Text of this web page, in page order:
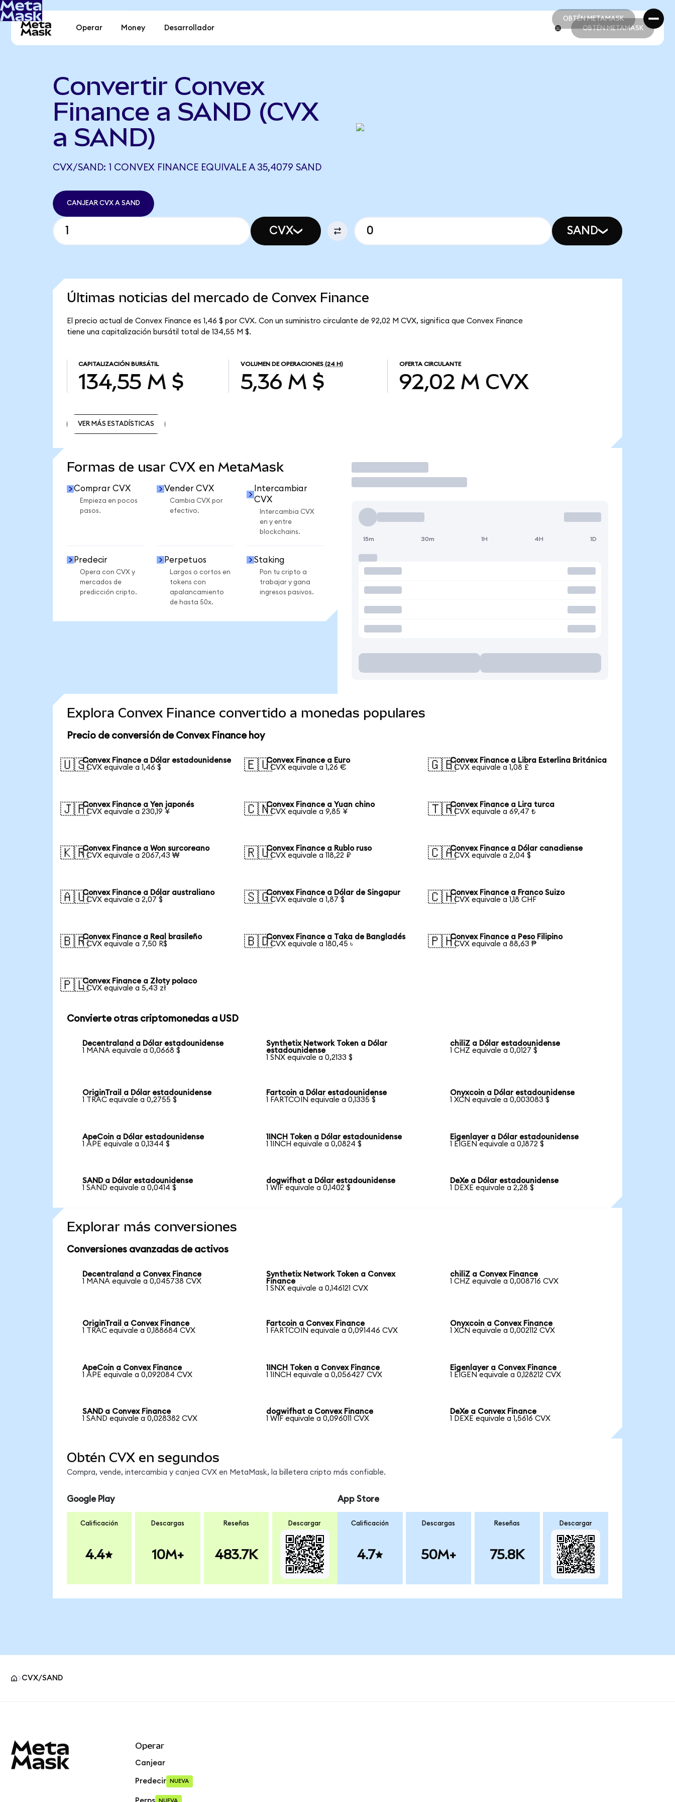
OBTÉN METAMASK
OBTÉN METAMASK
Operar Money Desarrollador OBTÉN METAMASK
Convertir Convex
Finance a SAND (CVX
a SAND)
CVX/SAND: 1 CONVEX FINANCE EQUIVALE A 35,4079 SAND
CANJEAR CVX A SAND
CVX SAND
Últimas noticias del mercado de Convex Finance
El precio actual de Convex Finance es 1,46 $ por CVX. Con un suministro circulante de 92,02 M CVX, significa que Convex Finance
tiene una capitalización bursátil total de 134,55 M $.
CAPITALIZACIÓN BURSÁTIL
134,55 M $
VOLUMEN DE OPERACIONES (24 H)
5,36 M $
OFERTA CIRCULANTE
92,02 M CVX
VER MÁS ESTADÍSTICAS
Formas de usar CVX en MetaMask
Comprar CVX
Empieza en pocos
pasos.
Vender CVX
Cambia CVX por
efectivo.
Intercambiar
CVX
Intercambia CVX
en y entre
blockchains.
Predecir
Opera con CVX y
mercados de
predicción cripto.
Perpetuos
Largos o cortos en
tokens con
apalancamiento
de hasta 50x.
Staking
Pon tu cripto a
trabajar y gana
ingresos pasivos.
Operar
15m 30m 1H 4H 1D
Explora Convex Finance convertido a monedas populares
Precio de conversión de Convex Finance hoy
🇺🇸Convex Finance a Dólar estadounidense
1 CVX equivale a 1,46 $
🇪🇺Convex Finance a Euro
1 CVX equivale a 1,26 €
🇬🇧Convex Finance a Libra Esterlina Británica
1 CVX equivale a 1,08 £
🇯🇵Convex Finance a Yen japonés
1 CVX equivale a 230,19 ¥
🇨🇳Convex Finance a Yuan chino
1 CVX equivale a 9,85 ¥
🇹🇷Convex Finance a Lira turca
1 CVX equivale a 69,47 ₺
🇰🇷Convex Finance a Won surcoreano
1 CVX equivale a 2067,43 ₩
🇷🇺Convex Finance a Rublo ruso
1 CVX equivale a 118,22 ₽
🇨🇦Convex Finance a Dólar canadiense
1 CVX equivale a 2,04 $
🇦🇺Convex Finance a Dólar australiano
1 CVX equivale a 2,07 $
🇸🇬Convex Finance a Dólar de Singapur
1 CVX equivale a 1,87 $
🇨🇭Convex Finance a Franco Suizo
1 CVX equivale a 1,18 CHF
🇧🇷Convex Finance a Real brasileño
1 CVX equivale a 7,50 R$
🇧🇩Convex Finance a Taka de Bangladés
1 CVX equivale a 180,45 ৳
🇵🇭Convex Finance a Peso Filipino
1 CVX equivale a 88,63 ₱
🇵🇱Convex Finance a Złoty polaco
1 CVX equivale a 5,43 zł
Convierte otras criptomonedas a USD
Decentraland a Dólar estadounidense
1 MANA equivale a 0,0668 $
Synthetix Network Token a Dólar
estadounidense
1 SNX equivale a 0,2133 $
chiliZ a Dólar estadounidense
1 CHZ equivale a 0,0127 $
OriginTrail a Dólar estadounidense
1 TRAC equivale a 0,2755 $
Fartcoin a Dólar estadounidense
1 FARTCOIN equivale a 0,1335 $
Onyxcoin a Dólar estadounidense
1 XCN equivale a 0,003083 $
ApeCoin a Dólar estadounidense
1 APE equivale a 0,1344 $
1INCH Token a Dólar estadounidense
1 1INCH equivale a 0,0824 $
Eigenlayer a Dólar estadounidense
1 EIGEN equivale a 0,1872 $
SAND a Dólar estadounidense
1 SAND equivale a 0,0414 $
dogwifhat a Dólar estadounidense
1 WIF equivale a 0,1402 $
DeXe a Dólar estadounidense
1 DEXE equivale a 2,28 $
Explorar más conversiones
Conversiones avanzadas de activos
Decentraland a Convex Finance
1 MANA equivale a 0,045738 CVX
Synthetix Network Token a Convex
Finance
1 SNX equivale a 0,146121 CVX
chiliZ a Convex Finance
1 CHZ equivale a 0,008716 CVX
OriginTrail a Convex Finance
1 TRAC equivale a 0,188684 CVX
Fartcoin a Convex Finance
1 FARTCOIN equivale a 0,091446 CVX
Onyxcoin a Convex Finance
1 XCN equivale a 0,002112 CVX
ApeCoin a Convex Finance
1 APE equivale a 0,092084 CVX
1INCH Token a Convex Finance
1 1INCH equivale a 0,056427 CVX
Eigenlayer a Convex Finance
1 EIGEN equivale a 0,128212 CVX
SAND a Convex Finance
1 SAND equivale a 0,028382 CVX
dogwifhat a Convex Finance
1 WIF equivale a 0,096011 CVX
DeXe a Convex Finance
1 DEXE equivale a 1,5616 CVX
Obtén CVX en segundos
Compra, vende, intercambia y canjea CVX en MetaMask, la billetera cripto más confiable.
Google Play
Calificación
4.4
Descargas
10M+
Reseñas
483.7K
Descargar
App Store
Calificación
4.7
Descargas
50M+
Reseñas
75.8K
Descargar
CVX/SAND
Operar
Canjear
Predecir NUEVA
NUEVA